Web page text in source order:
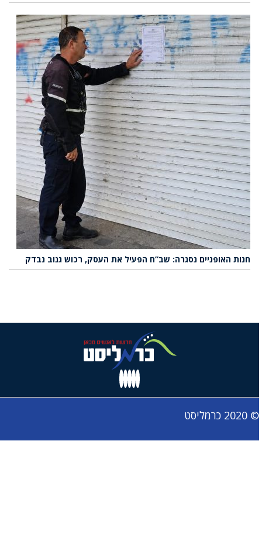
חנות האופניים נסגרה: שב”ח הפעיל את העסק, רכוש גנוב נבדק
© 2020 כרמליסט